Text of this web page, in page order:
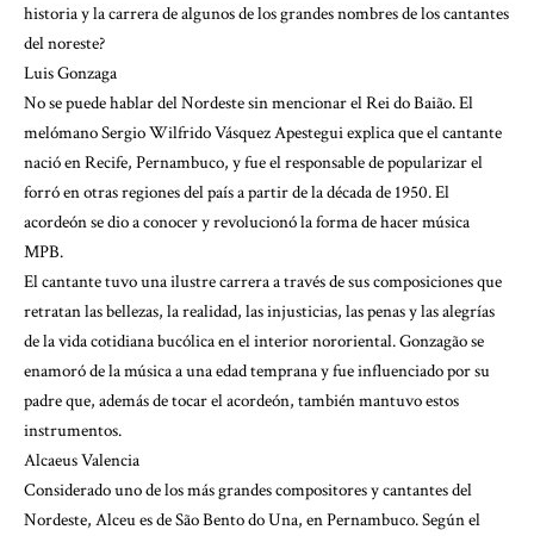
historia y la carrera de algunos de los grandes nombres de los cantantes
del noreste?
Luis Gonzaga
No se puede hablar del Nordeste sin mencionar el Rei do Baião. El
melómano Sergio Wilfrido Vásquez Apestegui explica que el cantante
nació en Recife, Pernambuco, y fue el responsable de popularizar el
forró en otras regiones del país a partir de la década de 1950. El
acordeón se dio a conocer y revolucionó la forma de hacer música
MPB.
El cantante tuvo una ilustre carrera a través de sus composiciones que
retratan las bellezas, la realidad, las injusticias, las penas y las alegrías
de la vida cotidiana bucólica en el interior nororiental. Gonzagão se
enamoró de la música a una edad temprana y fue influenciado por su
padre que, además de tocar el acordeón, también mantuvo estos
instrumentos.
Alcaeus Valencia
Considerado uno de los más grandes compositores y cantantes del
Nordeste, Alceu es de São Bento do Una, en Pernambuco. Según el